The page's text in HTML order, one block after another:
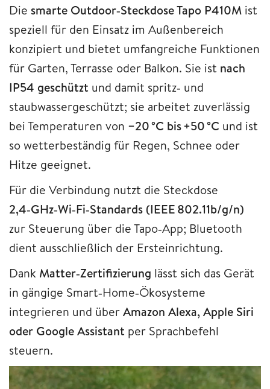
Die smarte Outdoor‑Steckdose Tapo P410M ist
speziell für den Einsatz im Außenbereich
konzipiert und bietet umfangreiche Funktionen
für Garten, Terrasse oder Balkon. Sie ist nach
IP54 geschützt und damit spritz‑ und
staubwassergeschützt; sie arbeitet zuverlässig
bei Temperaturen von −20 °C bis +50 °C und ist
so wetterbeständig für Regen, Schnee oder
Hitze geeignet.
Für die Verbindung nutzt die Steckdose
2,4‑GHz‑Wi‑Fi‑Standards (IEEE 802.11b/g/n)
zur Steuerung über die Tapo‑App; Bluetooth
dient ausschließlich der Ersteinrichtung.
Dank Matter‑Zertifizierung lässt sich das Gerät
in gängige Smart‑Home‑Ökosysteme
integrieren und überAmazon Alexa, Apple Siri
oder Google Assistant per Sprachbefehl
steuern.